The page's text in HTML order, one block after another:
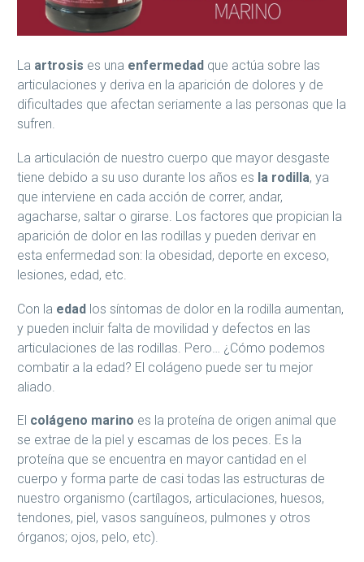
La artrosis es una enfermedad que actúa sobre las
articulaciones y deriva en la aparición de dolores y de
dificultades que afectan seriamente a las personas que la
sufren.
La articulación de nuestro cuerpo que mayor desgaste
tiene debido a su uso durante los años es la rodilla, ya
que interviene en cada acción de correr, andar,
agacharse, saltar o girarse. Los factores que propician la
aparición de dolor en las rodillas y pueden derivar en
esta enfermedad son: la obesidad, deporte en exceso,
lesiones, edad, etc.
Con la edad los síntomas de dolor en la rodilla aumentan,
y pueden incluir falta de movilidad y defectos en las
articulaciones de las rodillas. Pero… ¿Cómo podemos
combatir a la edad? El colágeno puede ser tu mejor
aliado.
El colágeno marino es la proteína de origen animal que
se extrae de la piel y escamas de los peces. Es la
proteína que se encuentra en mayor cantidad en el
cuerpo y forma parte de casi todas las estructuras de
nuestro organismo (cartílagos, articulaciones, huesos,
tendones, piel, vasos sanguíneos, pulmones y otros
órganos; ojos, pelo, etc).